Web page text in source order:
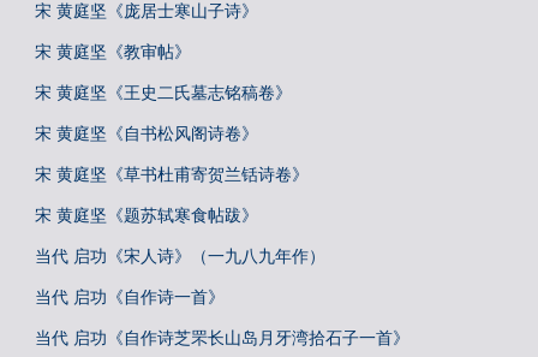
宋 黄庭坚《庞居士寒山子诗》
宋 黄庭坚《教审帖》
宋 黄庭坚《王史二氏墓志铭稿卷》
宋 黄庭坚《自书松风阁诗卷》
宋 黄庭坚《草书杜甫寄贺兰铦诗卷》
宋 黄庭坚《题苏轼寒食帖跋》
当代 启功《宋人诗》（一九八九年作）
当代 启功《自作诗一首》
当代 启功《自作诗芝罘长山岛月牙湾拾石子一首》